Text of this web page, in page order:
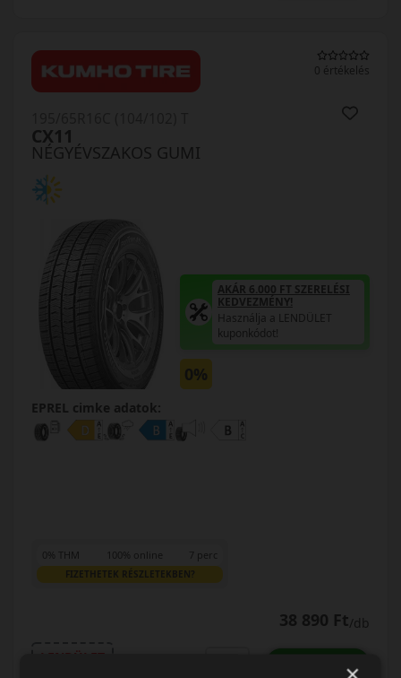
0 értékelés
NÉGYÉVSZAKOS GUMI
CX11
AKÁR 6.000 FT SZERELÉSI
KEDVEZMÉNY!
Használja a LENDÜLET
kuponkódot!
0%
EPREL cimke adatok:
0% THM 100% online 7 perc
FIZETHETEK RÉSZLETEKBEN?
38 890 Ft/db
LENDÜLET